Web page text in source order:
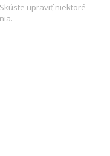
upraviť niektoré